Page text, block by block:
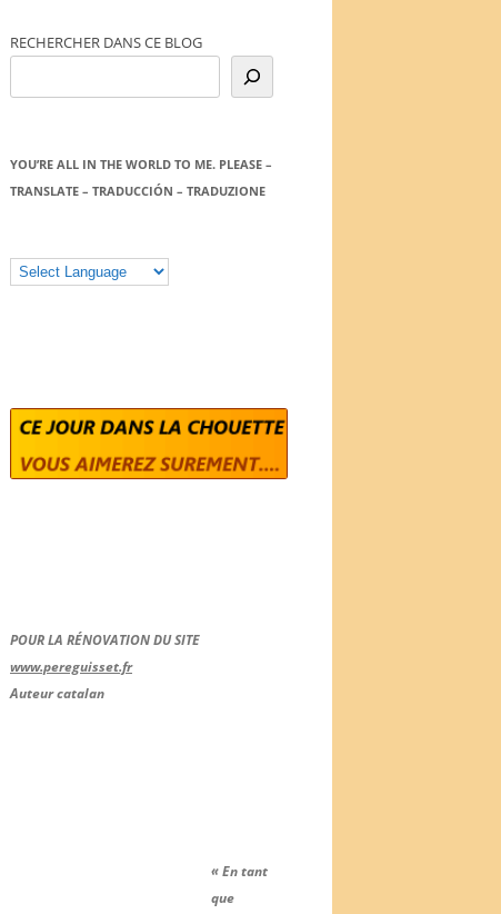
RECHERCHER DANS CE BLOG
YOU’RE ALL IN THE WORLD TO ME. PLEASE –
TRANSLATE – TRADUCCIÓN – TRADUZIONE
POUR LA RÉNOVATION DU SITE
www.pereguisset.fr
Auteur catalan
« En tant
que